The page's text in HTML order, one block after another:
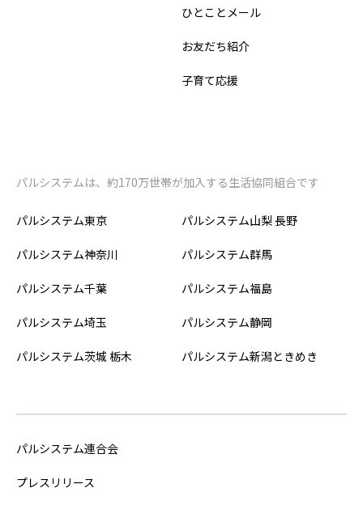
ひとことメール
お友だち紹介
子育て応援
パルシステムは、約170万世帯が加入する生活協同組合です
パルシステム東京
パルシステム神奈川
パルシステム千葉
パルシステム埼玉
パルシステム茨城 栃木
パルシステム山梨 長野
パルシステム群馬
パルシステム福島
パルシステム静岡
パルシステム新潟ときめき
パルシステム連合会
プレスリリース